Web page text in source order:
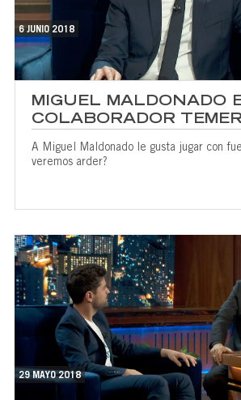
6 JUNIO 2018
MIGUEL MALDONADO
COLABORADOR
A Miguel Maldonado le gusta jugar con
veremos arder?
29 MAYO 2018